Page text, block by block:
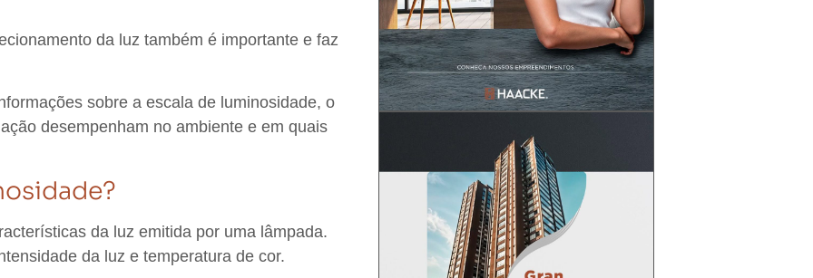
da luz também é importante e faz
sobre a escala de luminosidade, o
desempenham no ambiente e em quais
da luz emitida por uma lâmpada.
da luz e temperatura de cor.